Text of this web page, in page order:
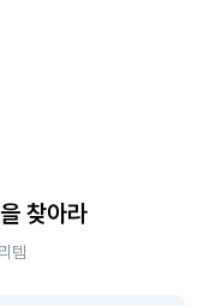
찾아라
템